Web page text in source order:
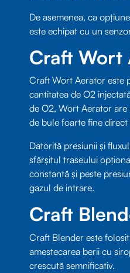
De asemenea, ca
este echipat cu un
Craft Wort
Craft Wort Aerator este
cantitatea de O2
de O2, Wort Aerator
de bule foarte fine
Datorită presiunii și
sfârșitul traseului
constantă și peste
gazul de intrare.
Craft
Craft Blender este
amestecarea berii cu
crescută semnificativ.